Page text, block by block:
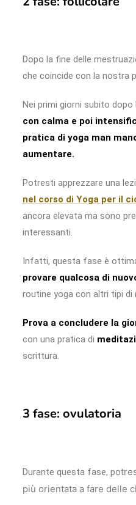
Dopo la fine delle
che coincide con la nostra
Nei primi giorni subito dopo
con calma e poi
pratica di yoga man
aumentare.
Potresti apprezzare una
nel corso di Yoga per il
ancora elevata ma sono
interessanti.
Infatti, questa fase è
provare qualcosa di
routine yoga con altri tipi di
Prova a concludere la
con una pratica di
scrittura.
3 fase: ovulatoria
Durante questa fase, p
più orientata a fare delle